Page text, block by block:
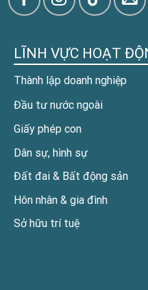
LĨNH VỰC HOẠT
Thành lập doanh nghiệp
Đầu tư nước ngoài
Giấy phép con
Dân sự, hình sự
Đất đai & Bất động sản
Hôn nhân & gia đình
Sở hữu trí tuệ